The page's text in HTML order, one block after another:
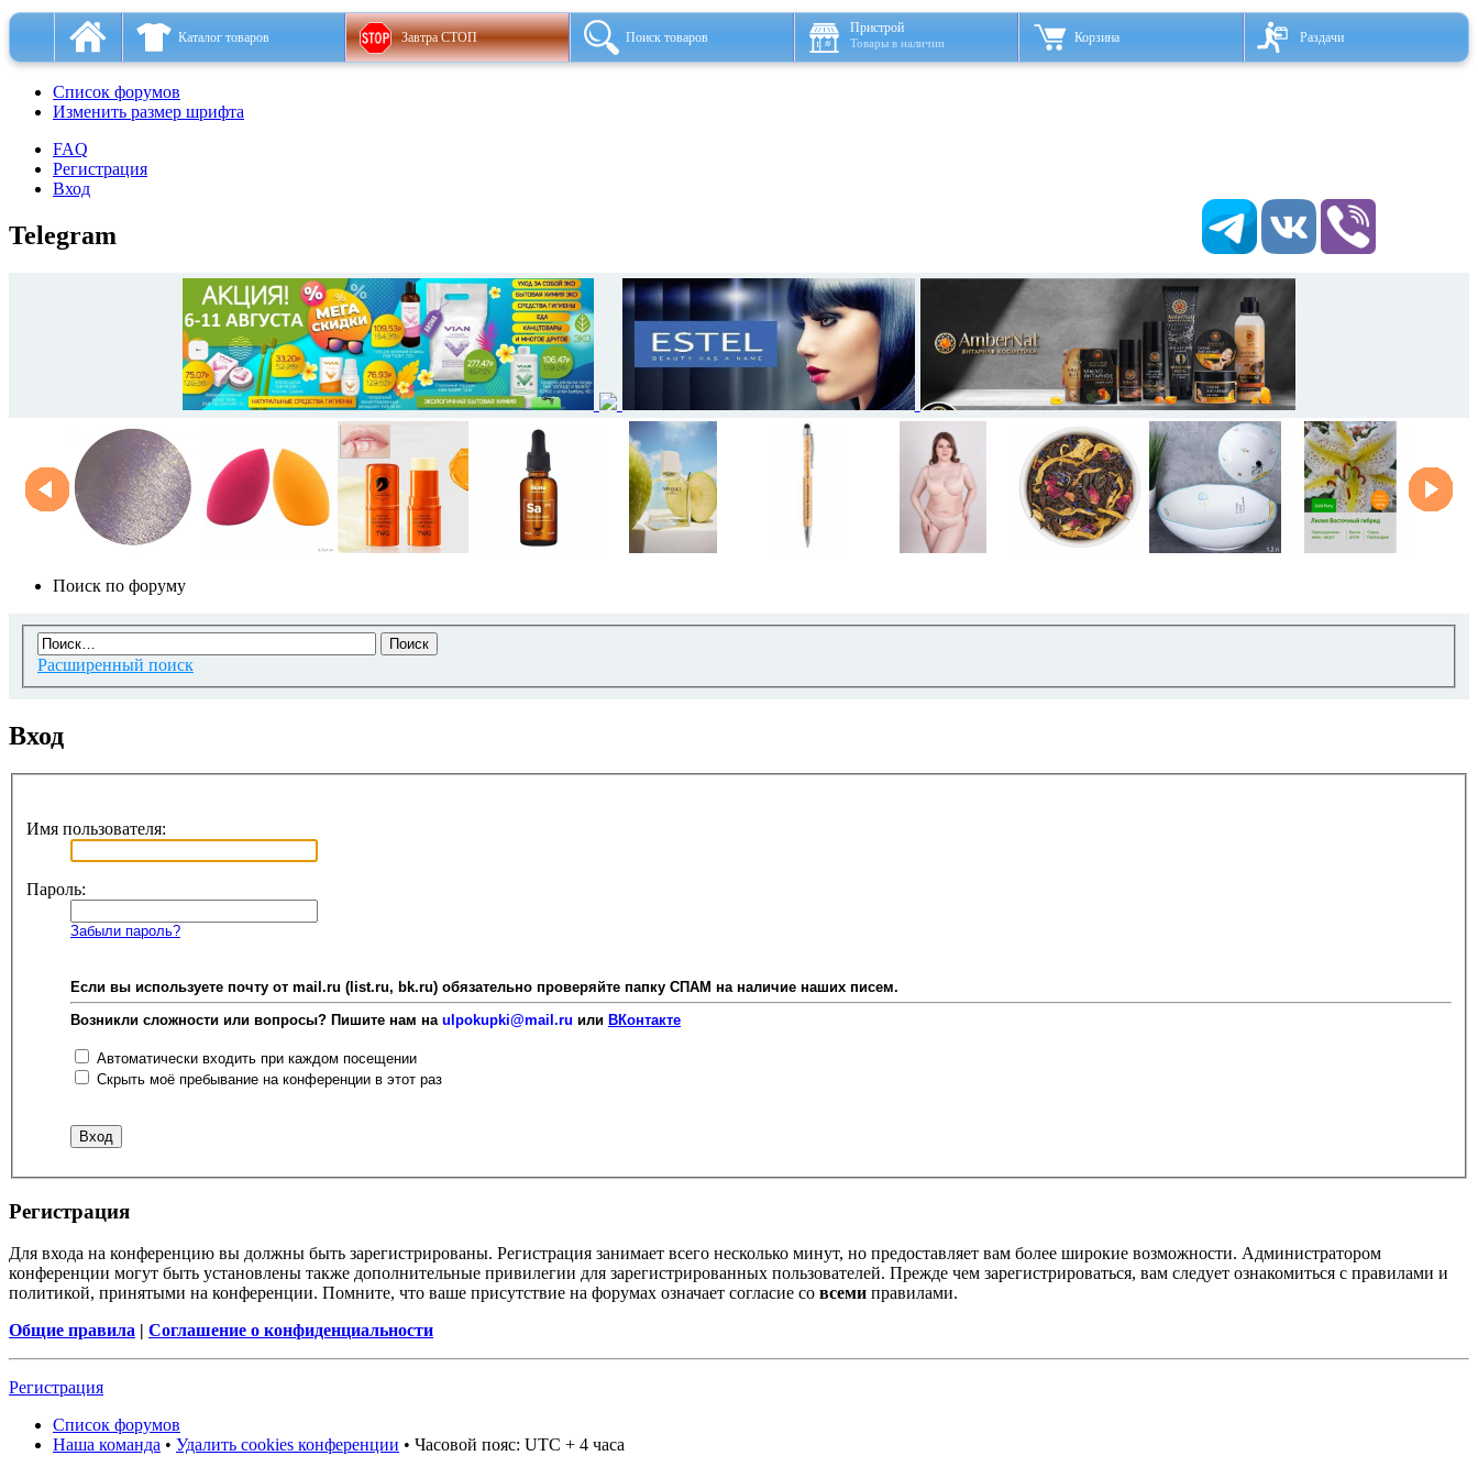
Каталог товаров Завтра СТОП Поиск товаров
Пристрой
Товары в наличии Корзина Раздачи
Список форумов
Изменить размер шрифта
FAQ
Регистрация
Вход
Telegram
Поиск по форуму
Расширенный поиск
Вход
Имя пользователя:
Пароль:
Забыли пароль?
Если вы используете почту от mail.ru (list.ru, bk.ru) обязательно проверяйте папку СПАМ на наличие наших писем.
Возникли сложности или вопросы? Пишите нам на ulpokupki@mail.ru или ВКонтакте
Автоматически входить при каждом посещении
Скрыть моё пребывание на конференции в этот раз
Регистрация
Для входа на конференцию вы должны быть зарегистрированы. Регистрация занимает всего несколько минут, но предоставляет вам более широкие возможности. Администратором
конференции могут быть установлены также дополнительные привилегии для зарегистрированных пользователей. Прежде чем зарегистрироваться, вам следует ознакомиться с правилами и
политикой, принятыми на конференции. Помните, что ваше присутствие на форумах означает согласие со всеми правилами.
Общие правила | Соглашение о конфиденциальности
Регистрация
Список форумов
Наша команда • Удалить cookies конференции • Часовой пояс: UTC + 4 часа